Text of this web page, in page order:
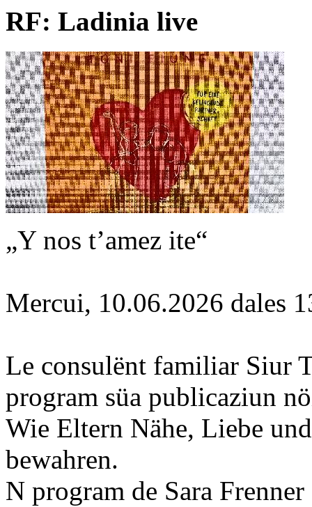
RF: Ladinia live
„Y nos t’amez ite“
Mercui, 10.06.2026 dales
Le consulënt familiar Siur
program süa publicaziun
Wie Eltern Nähe, Liebe
bewahren.
N program de Sara Frenner